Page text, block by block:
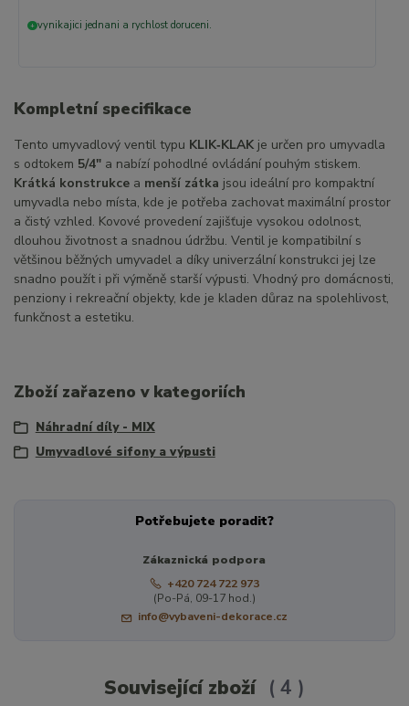
+ vynikajici jednani a rychlost doruceni.
Kompletní specifikace
Tento umyvadlový ventil typu KLIK‑KLAK je určen pro umyvadla
s odtokem 5/4" a nabízí pohodlné ovládání pouhým stiskem.
Krátká konstrukce a menší zátka jsou ideální pro kompaktní
umyvadla nebo místa, kde je potřeba zachovat maximální prostor
a čistý vzhled. Kovové provedení zajišťuje vysokou odolnost,
dlouhou životnost a snadnou údržbu. Ventil je kompatibilní s
většinou běžných umyvadel a díky univerzální konstrukci jej lze
snadno použít i při výměně starší výpusti. Vhodný pro domácnosti,
penziony i rekreační objekty, kde je kladen důraz na spolehlivost,
funkčnost a estetiku.
Zboží zařazeno v kategoriích
Náhradní díly - MIX
Umyvadlové sifony a výpusti
Potřebujete poradit?
Zákaznická podpora
+420 724 722 973
(Po-Pá, 09-17 hod.)
info@vybaveni-dekorace.cz
Související zboží 4